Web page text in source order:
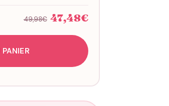
49,98€ 47,48€